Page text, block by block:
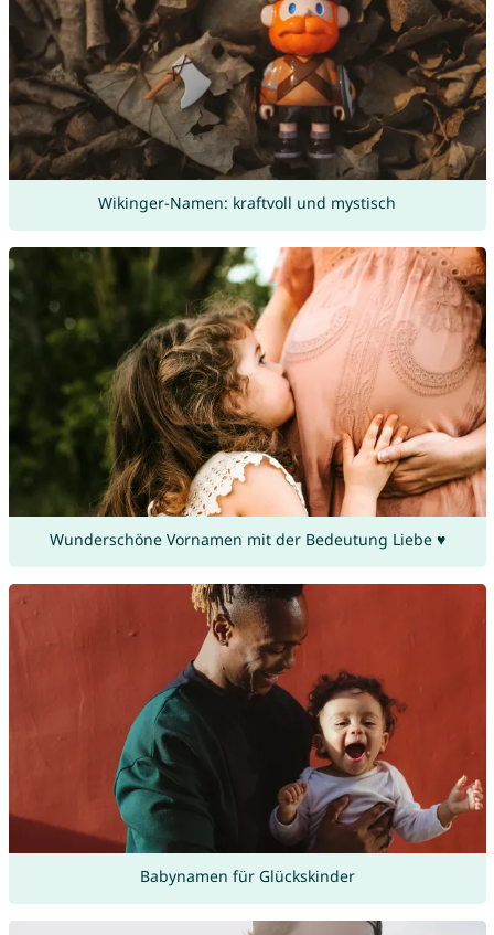
Wikinger-Namen: kraftvoll und mystisch
Wunderschöne Vornamen mit der Bedeutung Liebe ♥
Babynamen für Glückskinder